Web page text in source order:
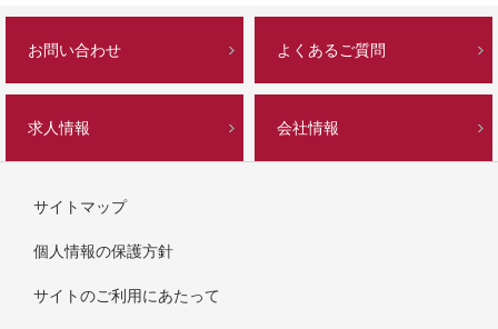
お問い合わせ よくあるご質問
求人情報 会社情報
サイトマップ
個人情報の保護方針
サイトのご利用にあたって